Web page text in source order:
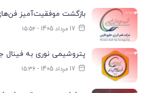
17 مرداد 1405 - ۱۵:۵۲
17 مرداد 1405 - ۱۵:۳۶